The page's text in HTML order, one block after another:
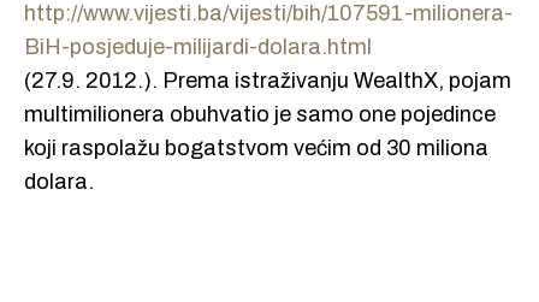
http://www.vijesti.ba/vijesti/bih/107591-milionera-
BiH-posjeduje-milijardi-dolara.html
(27.9. 2012.). Prema istraživanju WealthX, pojam
multimilionera obuhvatio je samo one pojedince
koji raspolažu bogatstvom većim od 30 miliona
dolara.